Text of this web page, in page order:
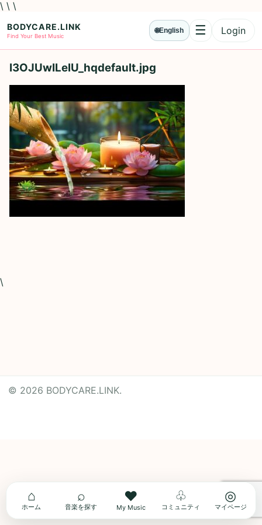
\ \ \
BODYCARE.LINK
Find Your Best Music
🌐English ☰MenuLogin
I3OJUwILelU_hqdefault.jpg
\
⌂
ホーム
⌕
音楽を探す
♥
My Music
♧
コミュニティ
◎
マイページ
© 2026 BODYCARE.LINK.